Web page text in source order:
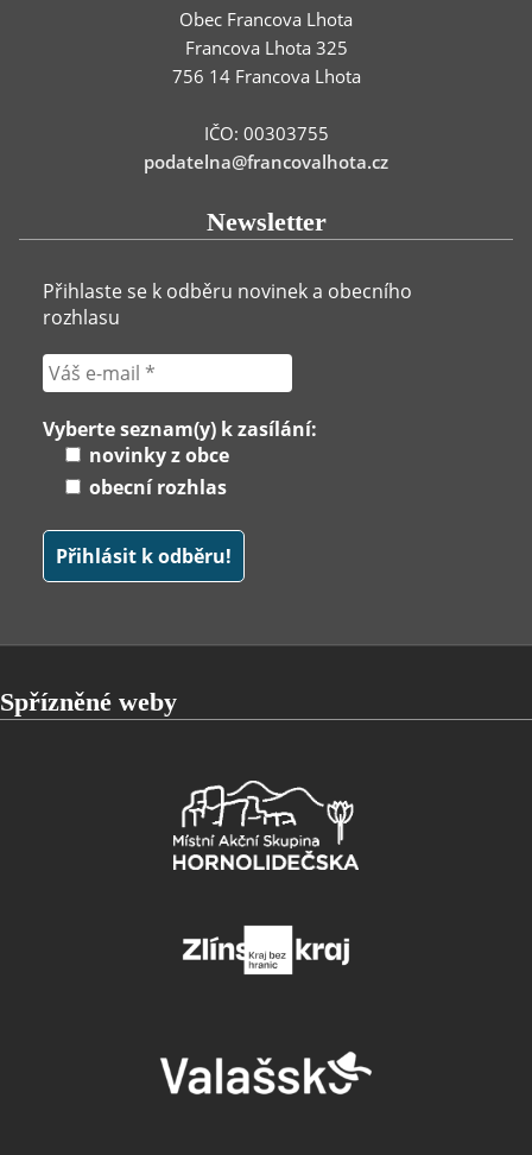
Obec Francova Lhota
Francova Lhota 325
756 14 Francova Lhota
IČO: 00303755
podatelna@francovalhota.cz
Newsletter
Přihlaste se k odběru novinek a obecního
rozhlasu
Vyberte seznam(y) k zasílání:
novinky z obce
obecní rozhlas
Spřízněné weby